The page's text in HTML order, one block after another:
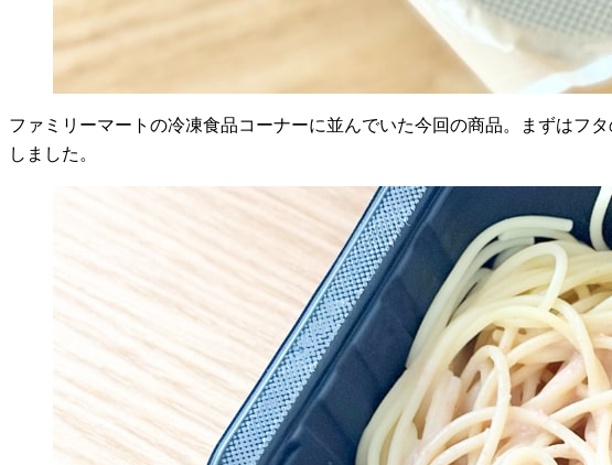
ファミリーマートの冷凍食品コーナーに並んでいた今回の商品。まずはフ
しました。